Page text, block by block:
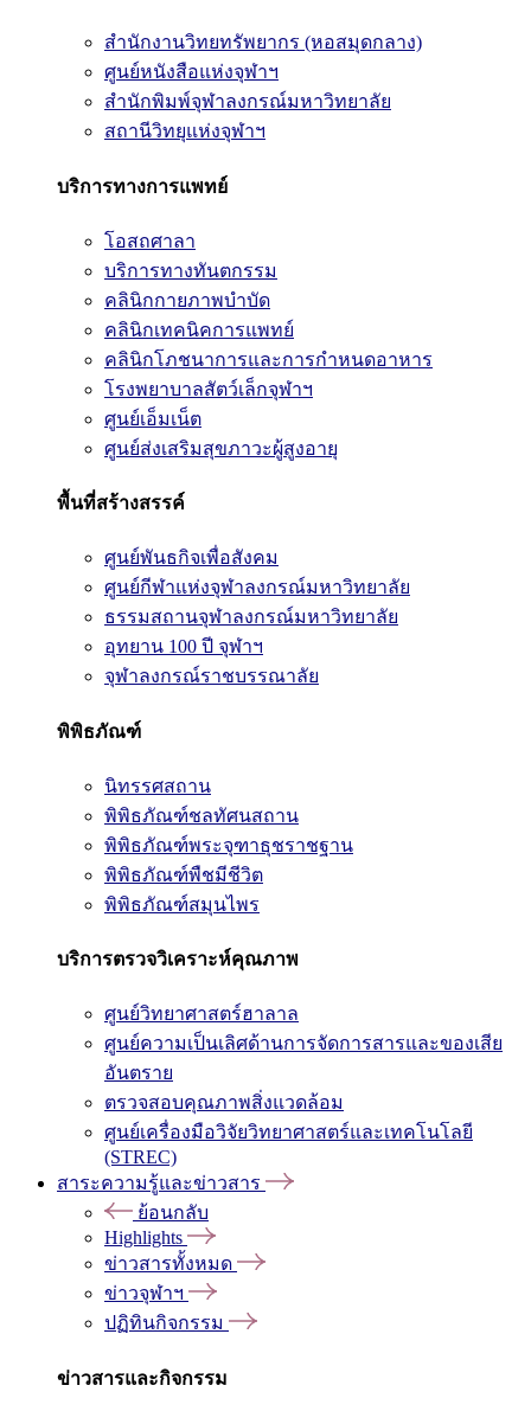
สำนักงานวิทยทรัพยากร (หอสมุดกลาง)
ศูนย์หนังสือแห่งจุฬาฯ
สำนักพิมพ์จุฬาลงกรณ์มหาวิทยาลัย
สถานีวิทยุแห่งจุฬาฯ
บริการทางการแพทย์
โอสถศาลา
บริการทางทันตกรรม
คลินิกกายภาพบำบัด
คลินิกเทคนิคการแพทย์
คลินิกโภชนาการและการกำหนดอาหาร
โรงพยาบาลสัตว์เล็กจุฬาฯ
ศูนย์เอ็มเน็ต
ศูนย์ส่งเสริมสุขภาวะผู้สูงอายุ
พื้นที่สร้างสรรค์
ศูนย์พันธกิจเพื่อสังคม
ศูนย์กีฬาแห่งจุฬาลงกรณ์มหาวิทยาลัย
ธรรมสถานจุฬาลงกรณ์มหาวิทยาลัย
อุทยาน 100 ปี จุฬาฯ
จุฬาลงกรณ์ราชบรรณาลัย
พิพิธภัณฑ์
นิทรรศสถาน
พิพิธภัณฑ์ชลทัศนสถาน
พิพิธภัณฑ์พระจุฑาธุชราชฐาน
พิพิธภัณฑ์พืชมีชีวิต
พิพิธภัณฑ์สมุนไพร
บริการตรวจวิเคราะห์คุณภาพ
ศูนย์วิทยาศาสตร์ฮาลาล
ศูนย์ความเป็นเลิศด้านการจัดการสารและของเสีย
อันตราย
ตรวจสอบคุณภาพสิ่งแวดล้อม
ศูนย์เครื่องมือวิจัยวิทยาศาสตร์และเทคโนโลยี
(STREC)
สาระความรู้และข่าวสาร
ย้อนกลับ
Highlights
ข่าวสารทั้งหมด
ข่าวจุฬาฯ
ปฏิทินกิจกรรม
ข่าวสารและกิจกรรม